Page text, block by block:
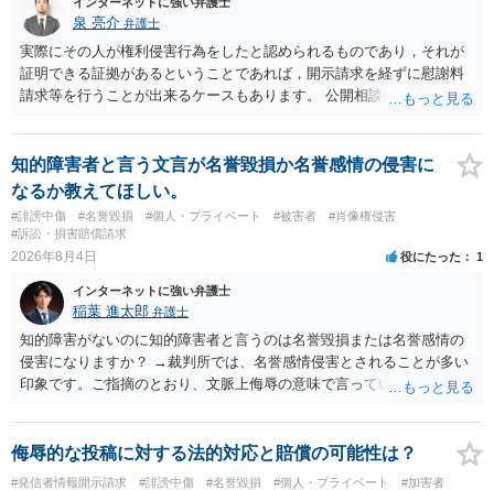
泉 亮介 弁護士
実際にその人が権利侵害行為をしたと認められるものであり，それが
証明できる証拠があるということであれば，開示請求を経ずに慰謝料
請求等を行うことが出来るケースもあります。 公開相談の場では回答
に個別に相談されると良いでしょう。
知的障害者と言う文言が名誉毀損か名誉感情の侵害に
なるか教えてほしい。
#誹謗中傷 #名誉毀損 #個人・プライベート #被害者
#肖像権侵害
#訴訟・損害賠償請求
2026年8月4日 役にたった 1
インターネットに強い弁護士
稲葉 進太郎 弁護士
知的障害がないのに知的障害者と言うのは名誉毀損または名誉感情の
侵害になりますか？ →裁判所では、名誉感情侵害とされることが多い
印象です。ご指摘のとおり、文脈上侮辱の意味で言っている点も加味
侮辱的な投稿に対する法的対応と賠償の可能性は？
#発信者情報開示請求 #誹謗中傷 #名誉毀損 #個人・プライベート
#加害者